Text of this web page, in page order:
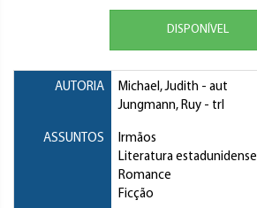
DISPONÍVEL
AUTORIA Michael, Judith - aut
Jungmann, Ruy - trl
ASSUNTOS
Irmãos
Literatura estadunidense
Romance
Ficção